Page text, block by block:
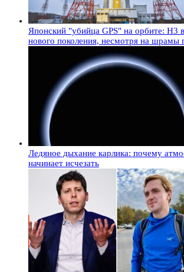
Японский "убийца GPS" на орбите: H3
нового поколения, несмотря на шрамы
Ледяное дыхание карлика: почему
начинает исчезать